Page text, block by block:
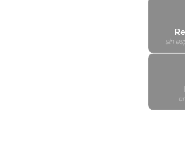
sin